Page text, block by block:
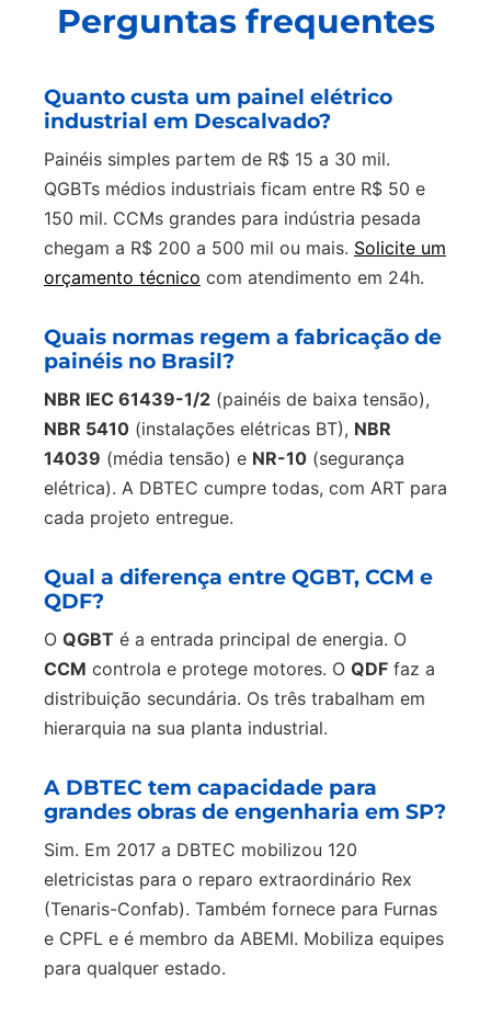
Perguntas frequentes
Quanto custa um painel elétrico
industrial em Descalvado?
Painéis simples partem de R$ 15 a 30 mil.
QGBTs médios industriais ficam entre R$ 50 e
150 mil. CCMs grandes para indústria pesada
chegam a R$ 200 a 500 mil ou mais. Solicite um
orçamento técnico com atendimento em 24h.
Quais normas regem a fabricação de
painéis no Brasil?
NBR IEC 61439-1/2 (painéis de baixa tensão),
NBR 5410 (instalações elétricas BT), NBR
14039 (média tensão) e NR-10 (segurança
elétrica). A DBTEC cumpre todas, com ART para
cada projeto entregue.
Qual a diferença entre QGBT, CCM e
QDF?
O QGBT é a entrada principal de energia. O
CCM controla e protege motores. O QDF faz a
distribuição secundária. Os três trabalham em
hierarquia na sua planta industrial.
A DBTEC tem capacidade para
grandes obras de engenharia em SP?
Sim. Em 2017 a DBTEC mobilizou 120
eletricistas para o reparo extraordinário Rex
(Tenaris-Confab). Também fornece para Furnas
e CPFL e é membro da ABEMI. Mobiliza equipes
para qualquer estado.